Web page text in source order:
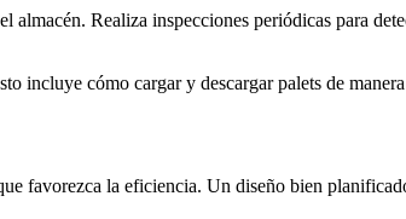
Realiza inspecciones periódicas para
incluye cómo cargar y descargar palets de
favorezca la eficiencia. Un diseño bien